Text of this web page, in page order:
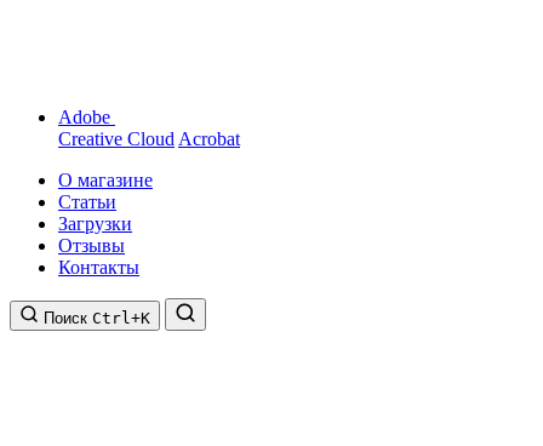
Adobe
Creative Cloud Acrobat
О магазине
Статьи
Загрузки
Отзывы
Контакты
Поиск Ctrl+K